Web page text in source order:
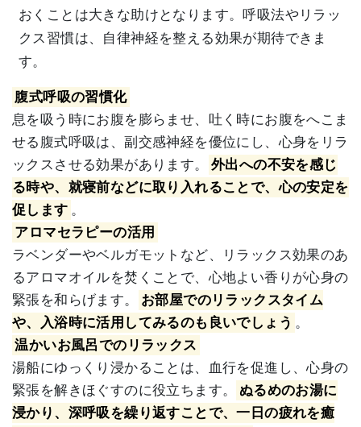
おくことは大きな助けとなります。呼吸法やリラッ
クス習慣は、自律神経を整える効果が期待できま
す。
腹式呼吸の習慣化
息を吸う時にお腹を膨らませ、吐く時にお腹をへこま
せる腹式呼吸は、副交感神経を優位にし、心身をリラ
ックスさせる効果があります。
外出への不安を感じ
る時や、就寝前などに取り入れることで、心の安定を
促します 。
アロマセラピーの活用
ラベンダーやベルガモットなど、リラックス効果のあ
るアロマオイルを焚くことで、心地よい香りが心身の
緊張を和らげます。
お部屋でのリラックスタイム
や、入浴時に活用してみるのも良いでしょう 。
温かいお風呂でのリラックス
湯船にゆっくり浸かることは、血行を促進し、心身の
緊張を解きほぐすのに役立ちます。
ぬるめのお湯に
浸かり、深呼吸を繰り返すことで、一日の疲れを癒